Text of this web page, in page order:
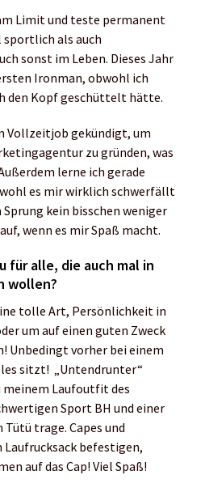
Limit und teste permanent
sportlich als auch
sonst im Leben. Dieses Jahr
Ironman, obwohl ich
den Kopf geschüttelt hätte.
Vollzeitjob gekündigt, um
zu gründen, was
lerne ich gerade
es mir wirklich schwerfällt
kein bisschen weniger
wenn es mir Spaß macht.
für alle, die auch mal in
wollen?
tolle Art, Persönlichkeit in
um auf einen guten Zweck
Unbedingt vorher bei einem
sitzt! „Untendrunter“
Laufoutfit des
Sport BH und einer
trage. Capes und
Laufrucksack befestigen,
auf das Cap! Viel Spaß!